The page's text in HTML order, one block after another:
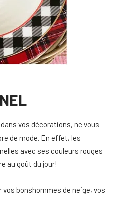
vos décorations, ne vous
de mode. En effet, les
avec ses couleurs rouges
au goût du jour!
bonshommes de neige, vos